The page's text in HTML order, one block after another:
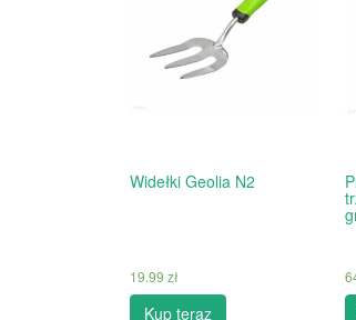
Widełki Geolia N2
19.99 zł
Kup teraz